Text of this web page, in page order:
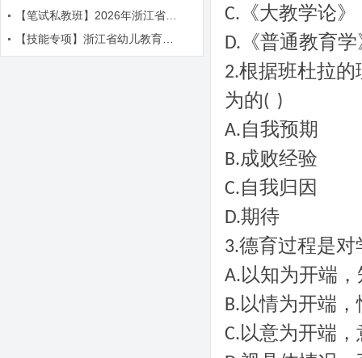
C. 《大教学论》
D. 《普通教育
2.根据班杜拉的
为的( )
A.自我预期
B.成败经验
C.自我归因
D.期待
3.德育过程是对
A. 以知为开端
B. 以情为开端
C. 以意为开端